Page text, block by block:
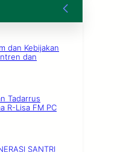
dan Kebijakan
dan
Tadarrus
R-Lisa FM PC
SANTRI